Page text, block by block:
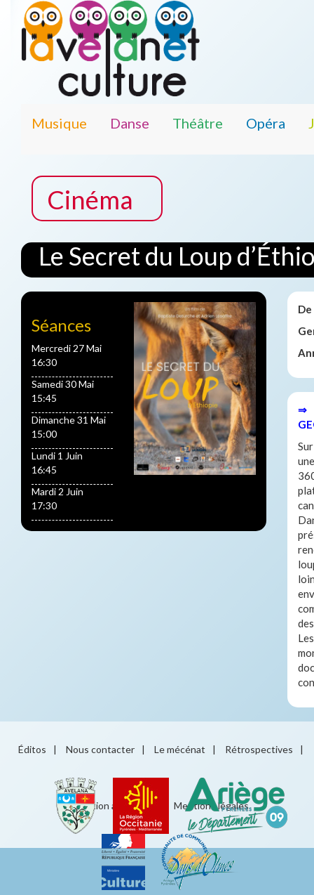
Musique Danse Théâtre Opéra
Cinéma
Le Secret du Loup
Séances
Mercredi 27 Mai
16:30
Samedi 30 Mai
15:45
Dimanche 31 Mai
15:00
Lundi 1 Juin
16:45
Mardi 2 Juin
17:30
De
⇒
Éditos | Nous contacter | Le mécénat | Rétrospectives |
Éducation artistique Mentions légales